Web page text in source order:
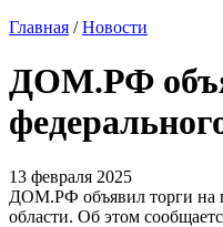
Главная /Новости
ДОМ.РФ
13 февраля 2025
ДОМ.РФ объявил торги на
области. Об этом